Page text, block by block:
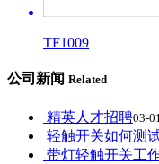
TF1009
公司新闻 Related
精英人才招聘03-01
轻触开关如何测
带灯轻触开关工